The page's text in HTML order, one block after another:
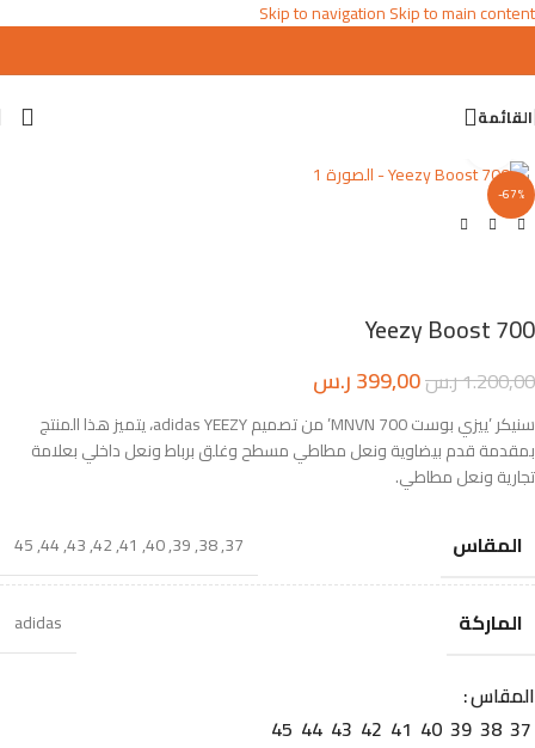
Skip to navigationSkip to main content
القائمة
-67%
Yeezy Boost 700
1.200,00ر.س399,00ر.س
سنيكر ’ييزي بوست 700 MNVN’ من تصميم adidas YEEZY، يتميز هذا المنتج
بمقدمة قدم بيضاوية ونعل مطاطي مسطح وغلق برباط ونعل داخلي بعلامة
تجارية ونعل مطاطي.
المقاس 37
,
38
,
39
,
40
,
41
,
42
,
43
,
44
,
45
الماركة adidas
المقاس
37
38
39
40
41
42
43
44
45